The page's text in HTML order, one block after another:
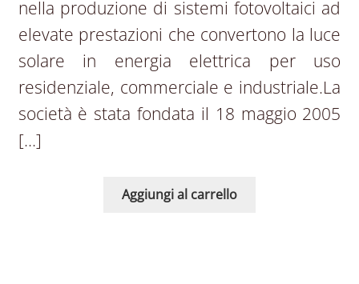
nella produzione di sistemi fotovoltaici ad
elevate prestazioni che convertono la luce
solare in energia elettrica per uso
residenziale, commerciale e industriale.La
società è stata fondata il 18 maggio 2005
[…]
Aggiungi al carrello